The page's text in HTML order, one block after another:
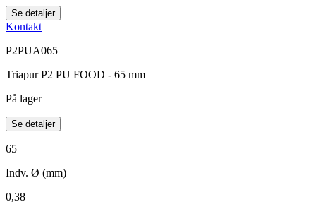
Se detaljer
Kontakt
P2PUA065
Triapur P2 PU FOOD - 65 mm
På lager
Se detaljer
65
Indv. Ø (mm)
0,38